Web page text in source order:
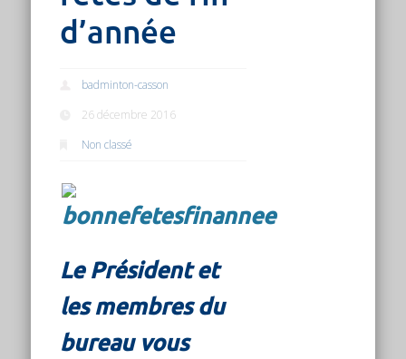
d’année
badminton-casson
26 décembre 2016
Non classé
Le Président et
les membres du
bureau vous